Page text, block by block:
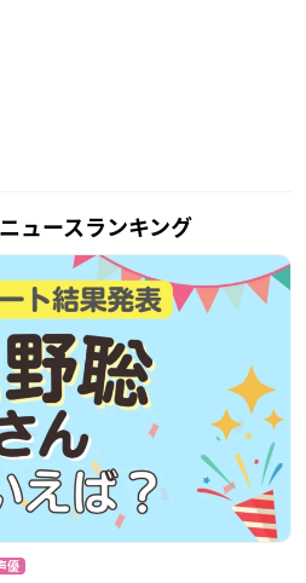
ュースランキング
優